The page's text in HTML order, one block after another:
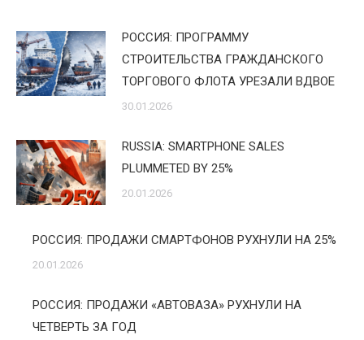
РОССИЯ: ПРОГРАММУ
СТРОИТЕЛЬСТВА ГРАЖДАНСКОГО
ТОРГОВОГО ФЛОТА УРЕЗАЛИ ВДВОЕ
30.01.2026
RUSSIA: SMARTPHONE SALES
PLUMMETED BY 25%
20.01.2026
РОССИЯ: ПРОДАЖИ СМАРТФОНОВ РУХНУЛИ НА 25%
20.01.2026
РОССИЯ: ПРОДАЖИ «АВТОВАЗА» РУХНУЛИ НА
ЧЕТВЕРТЬ ЗА ГОД